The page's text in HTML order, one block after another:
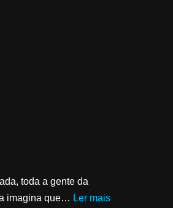
toda a gente da
imagina que… Ler mais